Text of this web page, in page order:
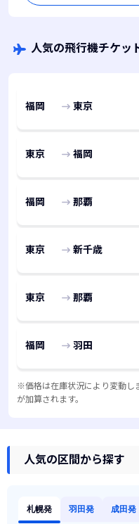
人気の飛行機チケッ
福岡 東京
東京 福岡
福岡 那覇
東京 新千歳
東京 那覇
福岡 羽田
※価格は在庫状況により変動し
が加算されます。
人気の区間から探す
札幌発 羽田発 成田発